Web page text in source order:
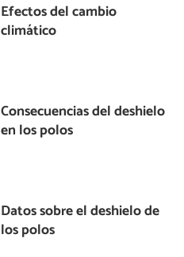
Efectos del cambio
climático
Consecuencias del deshielo
en los polos
Datos sobre el deshielo de
los polos